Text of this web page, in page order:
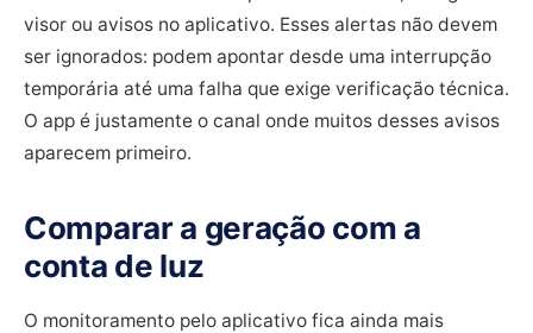
visor ou avisos no aplicativo. Esses alertas não devem
ser ignorados: podem apontar desde uma interrupção
temporária até uma falha que exige verificação técnica.
O app é justamente o canal onde muitos desses avisos
aparecem primeiro.
Comparar a geração com a
conta de luz
O monitoramento pelo aplicativo fica ainda mais